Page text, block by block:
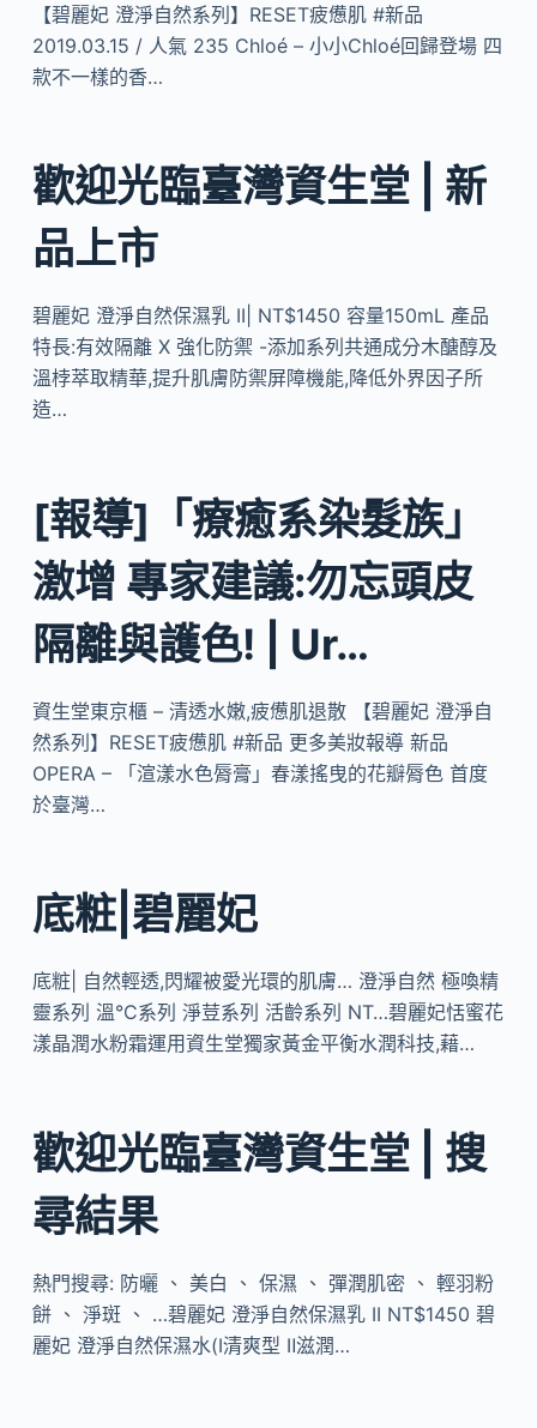
【碧麗妃 澄淨自然系列】RESET疲憊肌 #新品
2019.03.15 / 人氣 235 Chloé – 小小Chloé回歸登場 四
款不一樣的香…
歡迎光臨臺灣資生堂 | 新
品上市
碧麗妃 澄淨自然保濕乳 II| NT$1450 容量150mL 產品
特長:有效隔離 X 強化防禦 -添加系列共通成分木醣醇及
溫桲萃取精華,提升肌膚防禦屏障機能,降低外界因子所
造…
[報導]「療癒系染髮族」
激增 專家建議:勿忘頭皮
隔離與護色! | Ur…
資生堂東京櫃 – 清透水嫩,疲憊肌退散 【碧麗妃 澄淨自
然系列】RESET疲憊肌 #新品 更多美妝報導 新品
OPERA – 「渲漾水色脣膏」春漾搖曳的花瓣脣色 首度
於臺灣…
底粧|碧麗妃
底粧| 自然輕透,閃耀被愛光環的肌膚… 澄淨自然 極喚精
靈系列 溫°C系列 淨荳系列 活齡系列 NT…碧麗妃恬蜜花
漾晶潤水粉霜運用資生堂獨家黃金平衡水潤科技,藉…
歡迎光臨臺灣資生堂 | 搜
尋結果
熱門搜尋: 防曬 、 美白 、 保濕 、 彈潤肌密 、 輕羽粉
餅 、 淨斑 、 …碧麗妃 澄淨自然保濕乳 II NT$1450 碧
麗妃 澄淨自然保濕水(Ⅰ清爽型 Ⅱ滋潤…